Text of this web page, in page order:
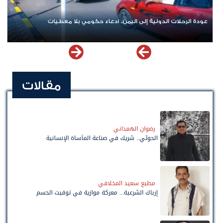
عودة الرحلات الدولية إلى اليمن.. ادعاء حكومي بلا معطيات
مقالات
رضوان الهمداني
الحوثي.. شريك في صناعة المأساة الإنسانية
مطيع سعيد المخلافي
إرباك الشرعية... معركة موازية في توقيت الحسم